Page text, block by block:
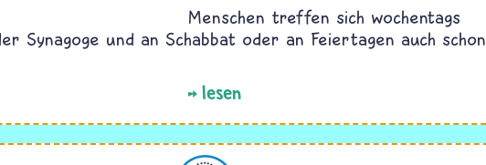
Menschen treffen sich wochentags
Synagoge und an Schabbat oder an Feiertagen auch schon
lesen